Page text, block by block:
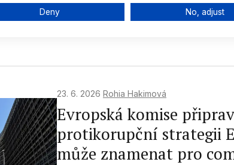
Osobní údaje
23. 6. 2026 Rohia Hakimová
Evropská komise
protikorupční strategii
může znamenat pro
Deny No, adjust